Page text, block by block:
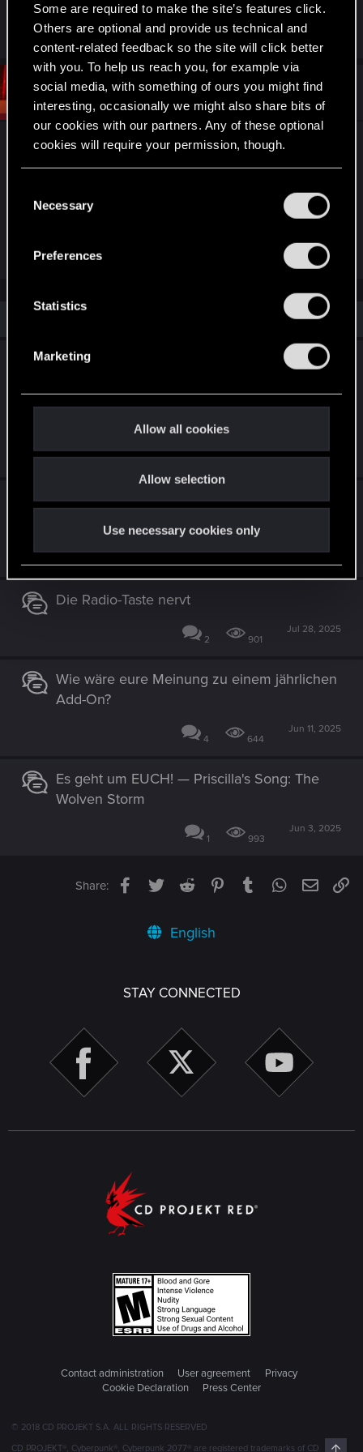
Some are required to make the site’s features click.
Others are optional and provide us technical and
content-related feedback so the site will click better
with you. To help us reach you, for example via
social media, with something of ours you might find
interesting, occasionally we might also share bits of
our cookies with our partners. Any of these optional
cookies will require your permission, though.
and tweak your preferences regarding them in the
Necessary
Preferences
Statistics
Marketing
Allow all cookies
Allow selection
Use necessary cookies only
R
e
a
c
t
i
o
n
s
:
EmperorZorn, Schnuffel86andRyanSchou
RyanSchou CD PROJEKT RED
Dec 15, 2025
Ganz lieben Dank euch beiden für die lieben
Worte!
Und natürlich auf die nächsten 5 Jahre mit euch!
R
e
t
s
Dedalus13,PS5-Spieler
Bitte fügt den 3rd-Personmodus hinzu... In
abschließendes Update für CP; bevor CP2
herauskommt
2 757
Nov 23, 2025
Modder , Fans mit Ideen, Entwickler und
Die Radio-Taste nervt
2 901
Jul 28, 2025
Wie wäre eure Meinung zu einem jährlichen
Add-On?
4 644
Jun 11, 2025
Es geht um EUCH! — Priscilla's Song: The
Wolven Storm
1 993
Jun 3, 2025
Share: Facebook
TwitterReddit PinterestTumblrWhatsApp
Email
English
STAY CONNECTED
Contact administration User agreement
Privacy
Cookie Declaration
Press Center
© 2018 CD PROJEKT S.A. ALL RIGHTS RESERVED
CD PROJEKT®, Cyberpunk®, Cyberpunk 2077® are registered trademarks of CD
Top